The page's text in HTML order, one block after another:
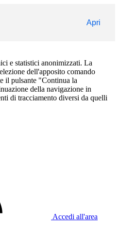
Apri
e statistici anonimizzati. La
dell'apposito comando
il pulsante "Continua la
della navigazione in
di tracciamento diversi da quelli
Accedi all'area